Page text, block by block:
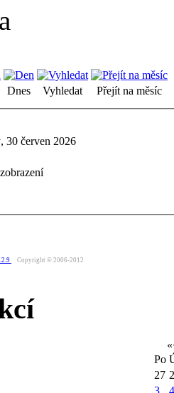
Dnes Vyhledat
Přejít na měsíc
30 červen 2026
Copyright © 2006-2012
«
Po
27
3
4